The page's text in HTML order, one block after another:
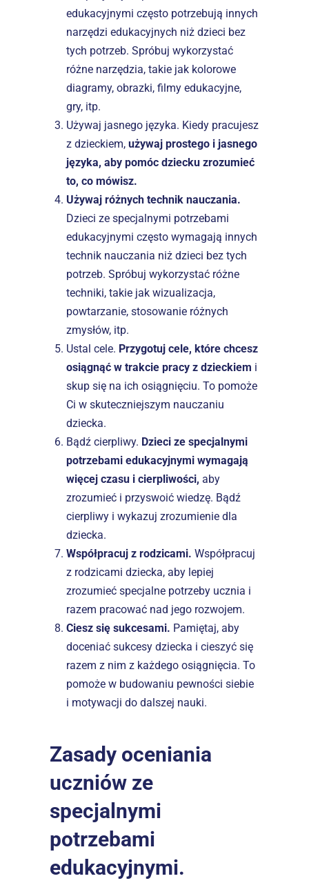
edukacyjnymi często potrzebują innych
narzędzi edukacyjnych niż dzieci bez
tych potrzeb. Spróbuj wykorzystać
różne narzędzia, takie jak kolorowe
diagramy, obrazki, filmy edukacyjne,
gry, itp.
Używaj jasnego języka. Kiedy pracujesz
z dzieckiem, używaj prostego i jasnego
języka, aby pomóc dziecku zrozumieć
to, co mówisz.
Używaj różnych technik nauczania.
Dzieci ze specjalnymi potrzebami
edukacyjnymi często wymagają innych
technik nauczania niż dzieci bez tych
potrzeb. Spróbuj wykorzystać różne
techniki, takie jak wizualizacja,
powtarzanie, stosowanie różnych
zmysłów, itp.
Ustal cele. Przygotuj cele, które chcesz
osiągnąć w trakcie pracy z dzieckiem i
skup się na ich osiągnięciu. To pomoże
Ci w skuteczniejszym nauczaniu
dziecka.
Bądź cierpliwy. Dzieci ze specjalnymi
potrzebami edukacyjnymi wymagają
więcej czasu i cierpliwości, aby
zrozumieć i przyswoić wiedzę. Bądź
cierpliwy i wykazuj zrozumienie dla
dziecka.
Współpracuj z rodzicami. Współpracuj
z rodzicami dziecka, aby lepiej
zrozumieć specjalne potrzeby ucznia i
razem pracować nad jego rozwojem.
Ciesz się sukcesami. Pamiętaj, aby
doceniać sukcesy dziecka i cieszyć się
razem z nim z każdego osiągnięcia. To
pomoże w budowaniu pewności siebie
i motywacji do dalszej nauki.
Zasady oceniania
uczniów ze
specjalnymi
potrzebami
edukacyjnymi.